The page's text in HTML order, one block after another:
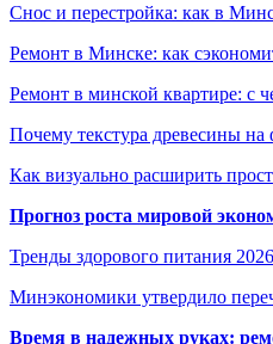
Снос и перестройка: как в
Ремонт в Минске: как
Ремонт в минской квартире: с
Почему текстура древесины на
Как визуально расширить
Прогноз роста мировой
Тренды здорового питания
Минэкономики утвердило
Время в надежных руках: